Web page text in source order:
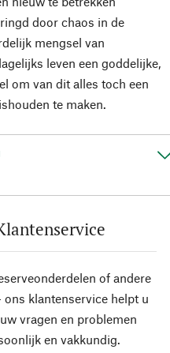
door chaos in de
mengsel van
leven een goddelijke,
om van dit alles toch een
te maken.
of andere
ons klantenservice helpt u
vragen en problemen
en vakkundig.